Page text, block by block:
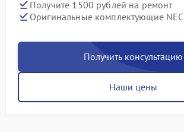
Получите 1500 рублей на ремонт
Оригинальные комплектующие NEC
Получить консультацию
Наши цены